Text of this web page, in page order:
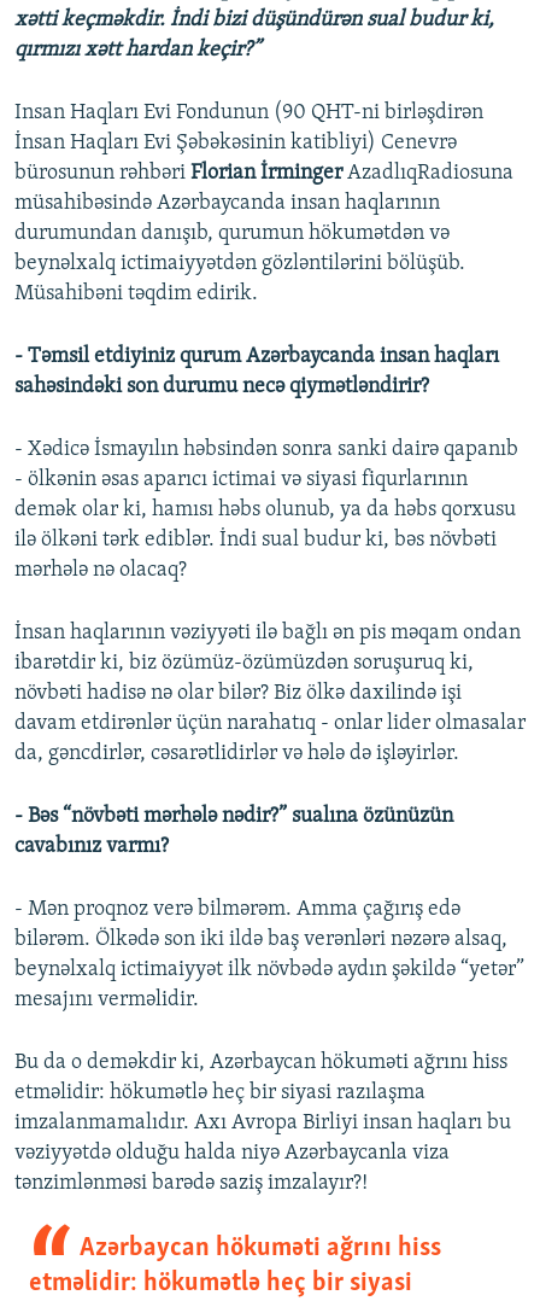
xətti keçməkdir. İndi bizi düşündürən sual budur ki,
qırmızı xətt hardan keçir?”
Insan Haqları Evi Fondunun (90 QHT-ni birləşdirən
İnsan Haqları Evi Şəbəkəsinin katibliyi) Cenevrə
bürosunun rəhbəri Florian İrmingerAzadlıqRadiosuna
müsahibəsində Azərbaycanda insan haqlarının
durumundan danışıb, qurumun hökumətdən və
beynəlxalq ictimaiyyətdən gözləntilərini bölüşüb.
Müsahibəni təqdim edirik.
- Təmsil etdiyiniz qurum Azərbaycanda insan haqları
sahəsindəki son durumu necə qiymətləndirir?
- Xədicə İsmayılın həbsindən sonra sanki dairə qapanıb
- ölkənin əsas aparıcı ictimai və siyasi fiqurlarının
demək olar ki, hamısı həbs olunub, ya da həbs qorxusu
ilə ölkəni tərk ediblər. İndi sual budur ki, bəs növbəti
mərhələ nə olacaq?
İnsan haqlarının vəziyyəti ilə bağlı ən pis məqam ondan
ibarətdir ki, biz özümüz-özümüzdən soruşuruq ki,
növbəti hadisə nə olar bilər? Biz ölkə daxilində işi
davam etdirənlər üçün narahatıq - onlar lider olmasalar
da, gəncdirlər, cəsarətlidirlər və hələ də işləyirlər.
- Bəs “növbəti mərhələ nədir?” sualına özünüzün
cavabınız varmı?
- Mən proqnoz verə bilmərəm. Amma çağırış edə
bilərəm. Ölkədə son iki ildə baş verənləri nəzərə alsaq,
beynəlxalq ictimaiyyət ilk növbədə aydın şəkildə “yetər”
mesajını verməlidir.
Bu da o deməkdir ki, Azərbaycan hökuməti ağrını hiss
etməlidir: hökumətlə heç bir siyasi razılaşma
imzalanmamalıdır. Axı Avropa Birliyi insan haqları bu
vəziyyətdə olduğu halda niyə Azərbaycanla viza
tənzimlənməsi barədə saziş imzalayır?!
Azərbaycan hökuməti ağrını hiss
etməlidir: hökumətlə heç bir siyasi